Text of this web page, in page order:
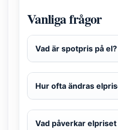
Vanliga frågor
Vad är spotpris på el?
Hur ofta ändras
Vad påverkar